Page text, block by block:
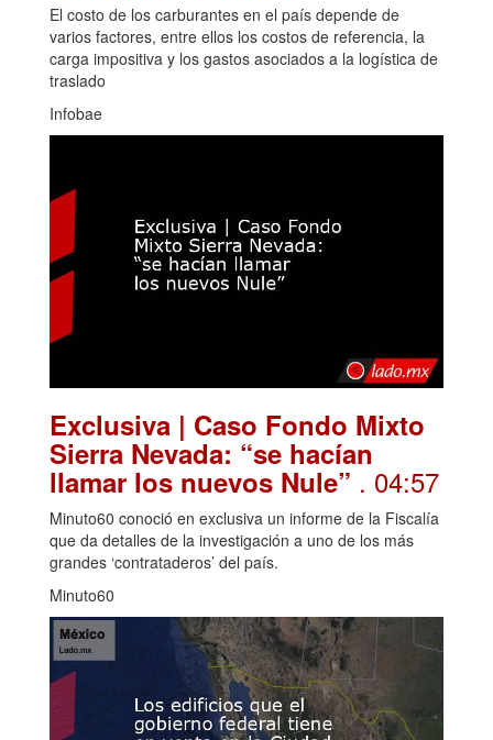
El costo de los carburantes en el país depende de
varios factores, entre ellos los costos de referencia, la
carga impositiva y los gastos asociados a la logística de
traslado
Infobae
Exclusiva | Caso Fondo Mixto
Sierra Nevada: “se hacían
llamar los nuevos Nule” . 04:57
Minuto60 conoció en exclusiva un informe de la Fiscalía
que da detalles de la investigación a uno de los más
grandes ‘contrataderos’ del país.
Minuto60